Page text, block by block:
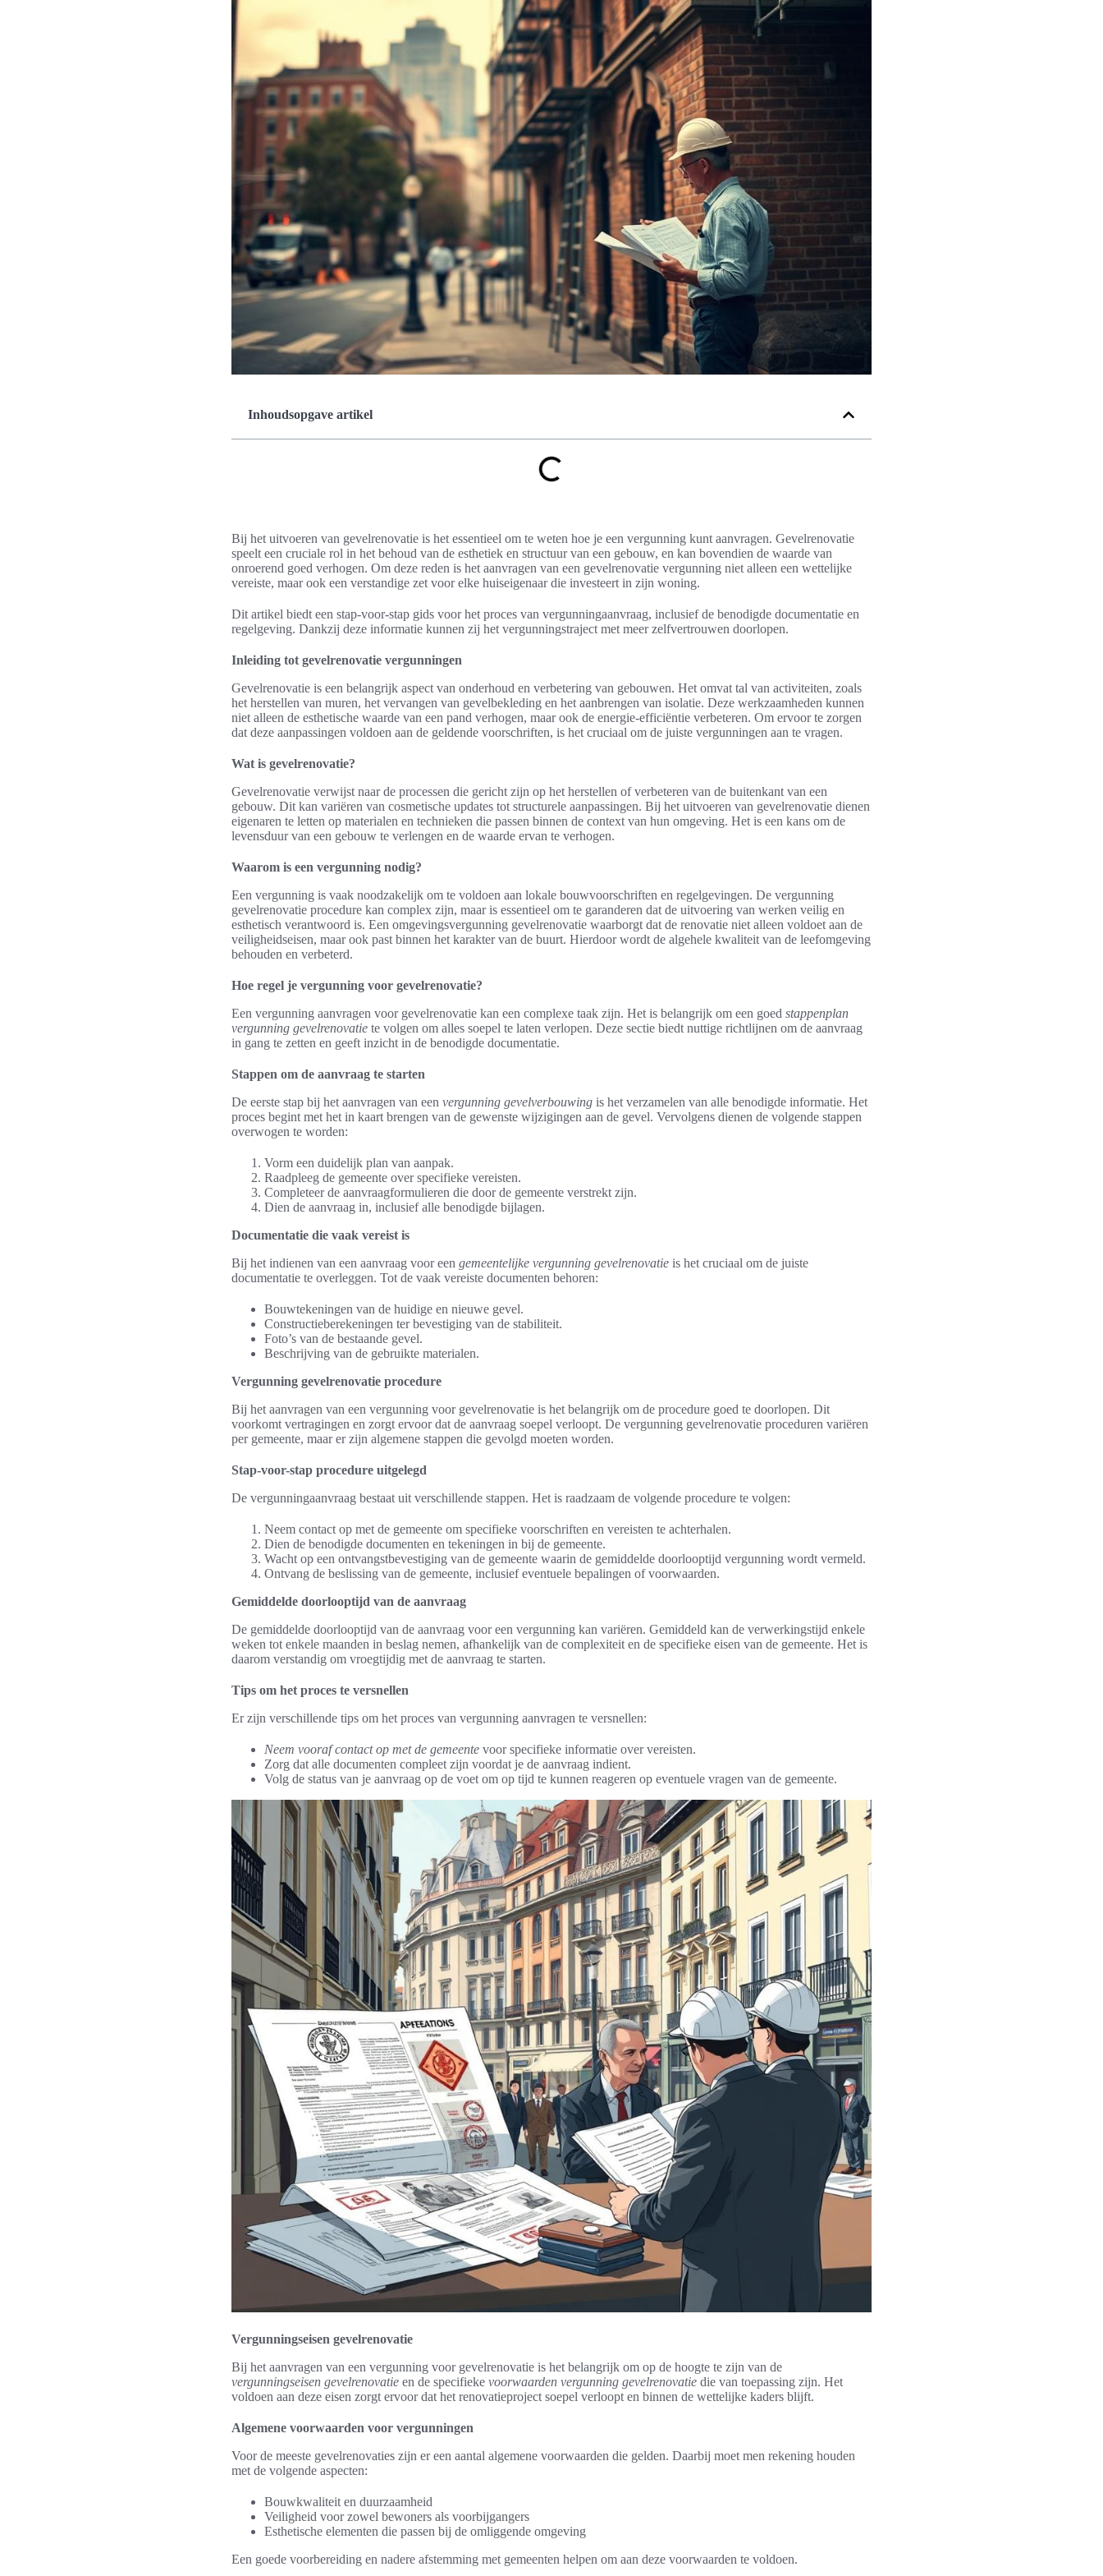
Inhoudsopgave artikel
Bij het uitvoeren van gevelrenovatie is het essentieel om te weten hoe je een vergunning kunt aanvragen. Gevelrenovatie
speelt een cruciale rol in het behoud van de esthetiek en structuur van een gebouw, en kan bovendien de waarde van
onroerend goed verhogen. Om deze reden is het aanvragen van een gevelrenovatie vergunning niet alleen een wettelijke
vereiste, maar ook een verstandige zet voor elke huiseigenaar die investeert in zijn woning.
Dit artikel biedt een stap-voor-stap gids voor het proces van vergunningaanvraag, inclusief de benodigde documentatie en
regelgeving. Dankzij deze informatie kunnen zij het vergunningstraject met meer zelfvertrouwen doorlopen.
Inleiding tot gevelrenovatie vergunningen
Gevelrenovatie is een belangrijk aspect van onderhoud en verbetering van gebouwen. Het omvat tal van activiteiten, zoals
het herstellen van muren, het vervangen van gevelbekleding en het aanbrengen van isolatie. Deze werkzaamheden kunnen
niet alleen de esthetische waarde van een pand verhogen, maar ook de energie-efficiëntie verbeteren. Om ervoor te zorgen
dat deze aanpassingen voldoen aan de geldende voorschriften, is het cruciaal om de juiste vergunningen aan te vragen.
Wat is gevelrenovatie?
Gevelrenovatie verwijst naar de processen die gericht zijn op het herstellen of verbeteren van de buitenkant van een
gebouw. Dit kan variëren van cosmetische updates tot structurele aanpassingen. Bij het uitvoeren van gevelrenovatie dienen
eigenaren te letten op materialen en technieken die passen binnen de context van hun omgeving. Het is een kans om de
levensduur van een gebouw te verlengen en de waarde ervan te verhogen.
Waarom is een vergunning nodig?
Een vergunning is vaak noodzakelijk om te voldoen aan lokale bouwvoorschriften en regelgevingen. De vergunning
gevelrenovatie procedure kan complex zijn, maar is essentieel om te garanderen dat de uitvoering van werken veilig en
esthetisch verantwoord is. Een omgevingsvergunning gevelrenovatie waarborgt dat de renovatie niet alleen voldoet aan de
veiligheidseisen, maar ook past binnen het karakter van de buurt. Hierdoor wordt de algehele kwaliteit van de leefomgeving
behouden en verbeterd.
Hoe regel je vergunning voor gevelrenovatie?
Een vergunning aanvragen voor gevelrenovatie kan een complexe taak zijn. Het is belangrijk om een goed stappenplan
vergunning gevelrenovatie te volgen om alles soepel te laten verlopen. Deze sectie biedt nuttige richtlijnen om de aanvraag
in gang te zetten en geeft inzicht in de benodigde documentatie.
Stappen om de aanvraag te starten
De eerste stap bij het aanvragen van een vergunning gevelverbouwing is het verzamelen van alle benodigde informatie. Het
proces begint met het in kaart brengen van de gewenste wijzigingen aan de gevel. Vervolgens dienen de volgende stappen
overwogen te worden:
Vorm een duidelijk plan van aanpak.
Raadpleeg de gemeente over specifieke vereisten.
Completeer de aanvraagformulieren die door de gemeente verstrekt zijn.
Dien de aanvraag in, inclusief alle benodigde bijlagen.
Documentatie die vaak vereist is
Bij het indienen van een aanvraag voor een gemeentelijke vergunning gevelrenovatie is het cruciaal om de juiste
documentatie te overleggen. Tot de vaak vereiste documenten behoren:
Bouwtekeningen van de huidige en nieuwe gevel.
Constructieberekeningen ter bevestiging van de stabiliteit.
Foto’s van de bestaande gevel.
Beschrijving van de gebruikte materialen.
Vergunning gevelrenovatie procedure
Bij het aanvragen van een vergunning voor gevelrenovatie is het belangrijk om de procedure goed te doorlopen. Dit
voorkomt vertragingen en zorgt ervoor dat de aanvraag soepel verloopt. De vergunning gevelrenovatie proceduren variëren
per gemeente, maar er zijn algemene stappen die gevolgd moeten worden.
Stap-voor-stap procedure uitgelegd
De vergunningaanvraag bestaat uit verschillende stappen. Het is raadzaam de volgende procedure te volgen:
Neem contact op met de gemeente om specifieke voorschriften en vereisten te achterhalen.
Dien de benodigde documenten en tekeningen in bij de gemeente.
Wacht op een ontvangstbevestiging van de gemeente waarin de gemiddelde doorlooptijd vergunning wordt vermeld.
Ontvang de beslissing van de gemeente, inclusief eventuele bepalingen of voorwaarden.
Gemiddelde doorlooptijd van de aanvraag
De gemiddelde doorlooptijd van de aanvraag voor een vergunning kan variëren. Gemiddeld kan de verwerkingstijd enkele
weken tot enkele maanden in beslag nemen, afhankelijk van de complexiteit en de specifieke eisen van de gemeente. Het is
daarom verstandig om vroegtijdig met de aanvraag te starten.
Tips om het proces te versnellen
Er zijn verschillende tips om het proces van vergunning aanvragen te versnellen:
Neem vooraf contact op met de gemeente voor specifieke informatie over vereisten.
Zorg dat alle documenten compleet zijn voordat je de aanvraag indient.
Volg de status van je aanvraag op de voet om op tijd te kunnen reageren op eventuele vragen van de gemeente.
Vergunningseisen gevelrenovatie
Bij het aanvragen van een vergunning voor gevelrenovatie is het belangrijk om op de hoogte te zijn van de
vergunningseisen gevelrenovatie en de specifieke voorwaarden vergunning gevelrenovatie die van toepassing zijn. Het
voldoen aan deze eisen zorgt ervoor dat het renovatieproject soepel verloopt en binnen de wettelijke kaders blijft.
Algemene voorwaarden voor vergunningen
Voor de meeste gevelrenovaties zijn er een aantal algemene voorwaarden die gelden. Daarbij moet men rekening houden
met de volgende aspecten:
Bouwkwaliteit en duurzaamheid
Veiligheid voor zowel bewoners als voorbijgangers
Esthetische elementen die passen bij de omliggende omgeving
Een goede voorbereiding en nadere afstemming met gemeenten helpen om aan deze voorwaarden te voldoen.